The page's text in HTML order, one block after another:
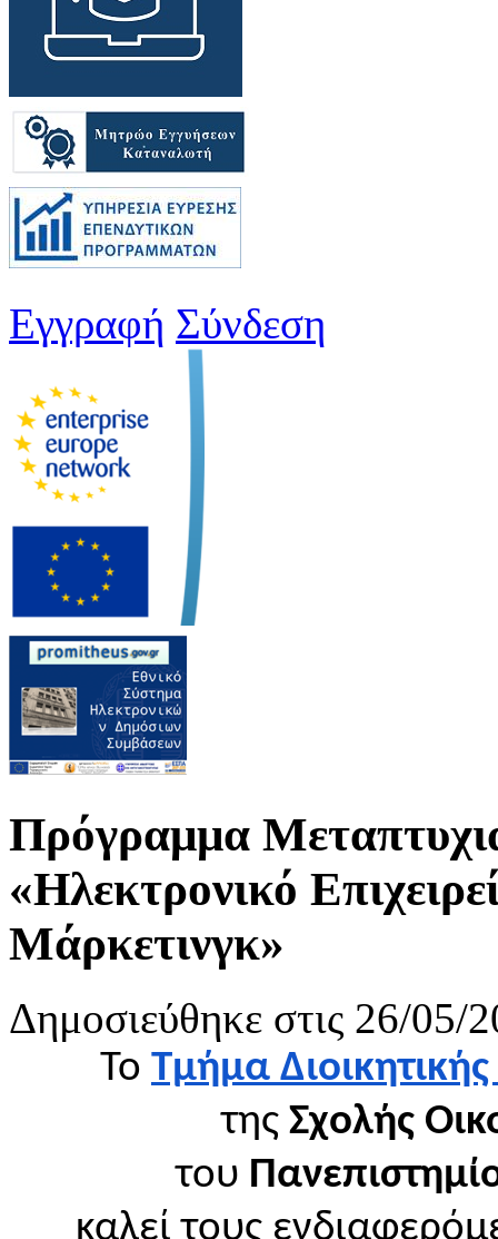
Εγγραφή Σύνδεση
Πρόγραμμα
«Ηλεκτρονικό
Μάρκετινγκ»
Δημοσιεύθηκε στις 26/05/
Το Τμήμα
της Σχολής
του
καλεί τους